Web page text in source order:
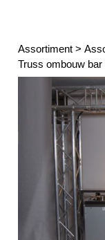
Assortiment >
Truss ombouw bar